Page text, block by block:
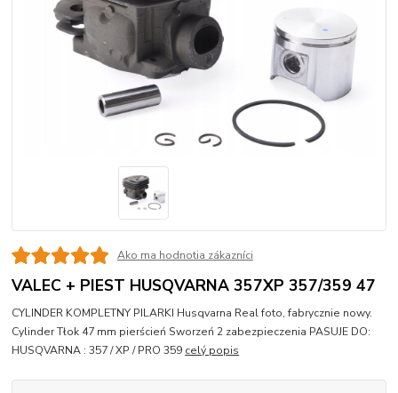
Ako ma hodnotia zákazníci
VALEC + PIEST HUSQVARNA 357XP 357/359 47
CYLINDER KOMPLETNY PILARKI Husqvarna Real foto, fabrycznie nowy.
Cylinder Tłok 47 mm pierścień Sworzeń 2 zabezpieczenia PASUJE DO:
HUSQVARNA : 357 / XP / PRO 359 celý popis